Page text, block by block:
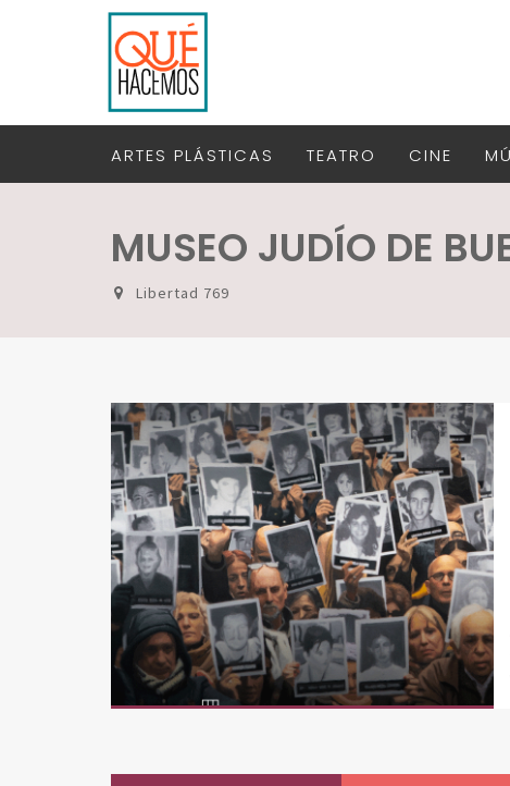
ARTES PLÁSTICAS TEATRO CINE
MUSEO JUDÍO DE
Libertad 769